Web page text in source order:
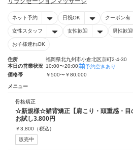
ネット予約 日祝OK クーポン有
女性スタッフ 女性歓迎 男性歓迎
お子様連れOK
住所
福岡県北九州市小倉北区京町2-4-30
本日の営業状況 10:00〜20:00
予約空きあり
価格帯
￥500〜￥80,000
メニュー
骨格矯正
☆新規様☆猫背矯正【肩こり・頭重感・目
お試し3.800円
￥3,800 （税込）
販売中